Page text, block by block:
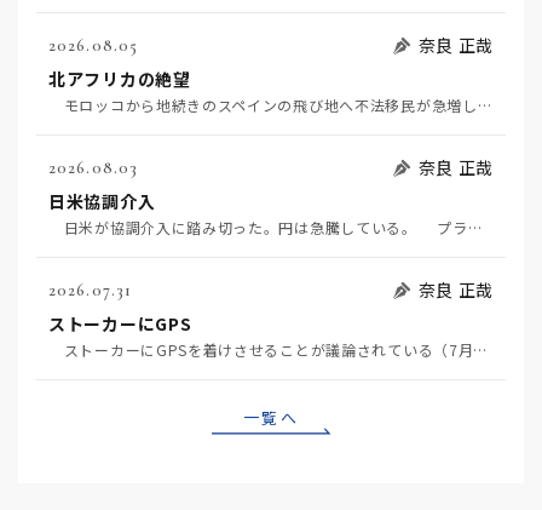
2026.08.05
奈良 正哉
北アフリカの絶望
モロッコから地続きのスペインの飛び地へ不法移民が急増していて、当地の大問題となっている。「海を泳い…
2026.08.03
奈良 正哉
日米協調介入
日米が協調介入に踏み切った。円は急騰している。 プラザ合意以降、協調介入は為替相場の転機になって…
2026.07.31
奈良 正哉
ストーカーにGPS
ストーカーにGPSを着けさせることが議論されている（7月29日日経）。反対派は「ストーカーにも人権…
一覧へ